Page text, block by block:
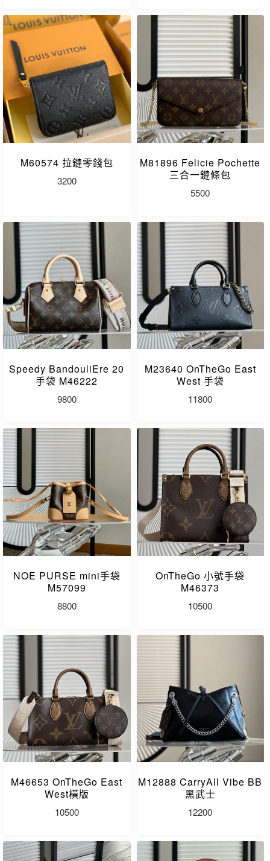
M60574 拉鏈零錢包
3200
M81896 Felicie Pochette
三合一鏈條包
5500
Speedy BandouliEre 20
手袋 M46222
9800
M23640 OnTheGo East
West 手袋
11800
NOE PURSE mini手袋
M57099
8800
OnTheGo 小號手袋
M46373
10500
M46653 OnTheGo East
West橫版
10500
M12888 CarryAll Vibe BB
黑武士
12200